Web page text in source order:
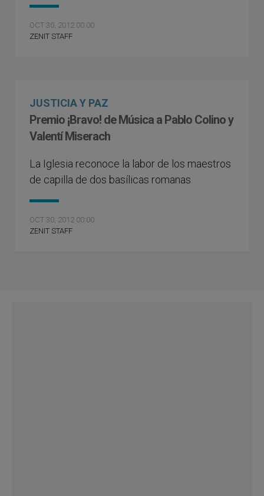
OCT 30, 2012 00:00
ZENIT STAFF
JUSTICIA Y PAZ
Premio ¡Bravo! de Música a Pablo Colino y
Valentí Miserach
La Iglesia reconoce la labor de los maestros
de capilla de dos basílicas romanas
OCT 30, 2012 00:00
ZENIT STAFF